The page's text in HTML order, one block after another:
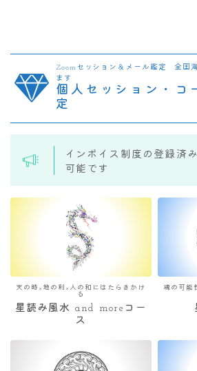
Zoomセッション＆メール鑑定 全国
ます
個人セッション・コ
定
インボイス制度の登録済
可能です
天の時×地の利×人の和にはたらきかけ
る
星読み風水 and moreコー
ス
魂の可能